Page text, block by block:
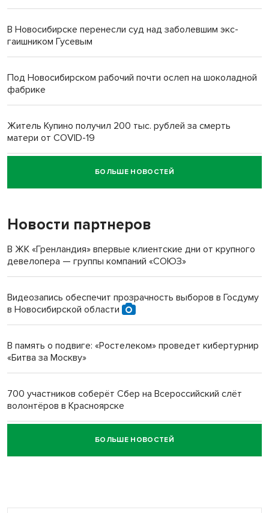
В Новосибирске перенесли суд над заболевшим экс-
гаишником Гусевым
Под Новосибирском рабочий почти ослеп на шоколадной
фабрике
Житель Купино получил 200 тыс. рублей за смерть
матери от COVID-19
Новосибирский суд наказал водителя за смерть
пенсионерки на вокзале
«Мы живём на пастбище!»: в новосибирском селе лошади
терроризируют жителей
Инвалид получил условный срок за избиение врачей
Новосибирский преподаватель с женой вошли в топ-16
Обновлённое отделение ВТБ открылось в Искитиме
БОЛЬШЕ НОВОСТЕЙ
Новости партнеров
В ЖК «Гренландия» впервые клиентские дни от крупного
девелопера — группы компаний «СОЮЗ»
Видеозапись обеспечит прозрачность выборов в Госдуму
в Новосибирской области
В память о подвиге: «Ростелеком» проведет кибертурнир
«Битва за Москву»
700 участников соберёт Сбер на Всероссийский слёт
волонтёров в Красноярске
Честный выбор: видеонаблюдение обеспечит
объективность результатов ЕДГ в Новосибирской
БОЛЬШЕ НОВОСТЕЙ